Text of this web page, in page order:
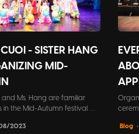
- SISTER HANG
MID-
and Ms. Hang are familiar
the Mid-Autumn festival. On
children to participate
2023
only
Blog